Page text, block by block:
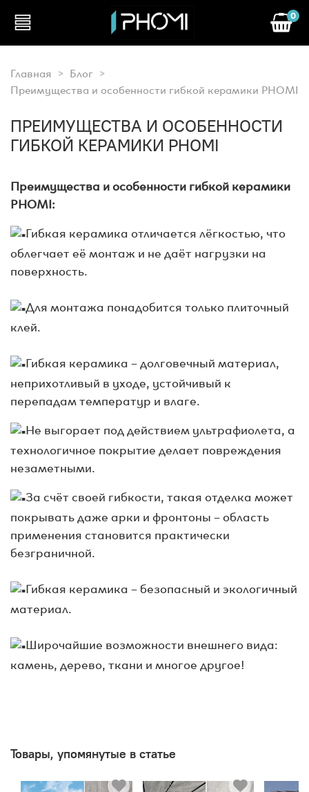
0
Главная
Блог
Преимущества и особенности гибкой керамики PHOMI
ПРЕИМУЩЕСТВА И ОСОБЕННОСТИ
ГИБКОЙ КЕРАМИКИ PHOMI
Преимущества и особенности гибкой керамики
PHOMI:
Гибкая керамика отличается лёгкостью, что
облегчает её монтаж и не даёт нагрузки на
поверхность.
Для монтажа понадобится только плиточный
клей.
Гибкая керамика – долговечный материал,
неприхотливый в уходе, устойчивый к
перепадам температур и влаге.
Не выгорает под действием ультрафиолета, а
технологичное покрытие делает повреждения
незаметными.
За счёт своей гибкости, такая отделка может
покрывать даже арки и фронтоны – область
применения становится практически
безграничной.
Гибкая керамика – безопасный и экологичный
материал.
Широчайшие возможности внешнего вида:
камень, дерево, ткани и многое другое!
Товары, упомянутые в статье